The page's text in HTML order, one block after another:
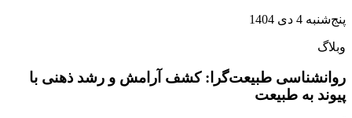
پنج‌شنبه 4 دی 1404
وبلاگ
روانشناسی طبیعت‌گرا: کشف آرامش و رشد ذهنی با
پیوند به طبیعت